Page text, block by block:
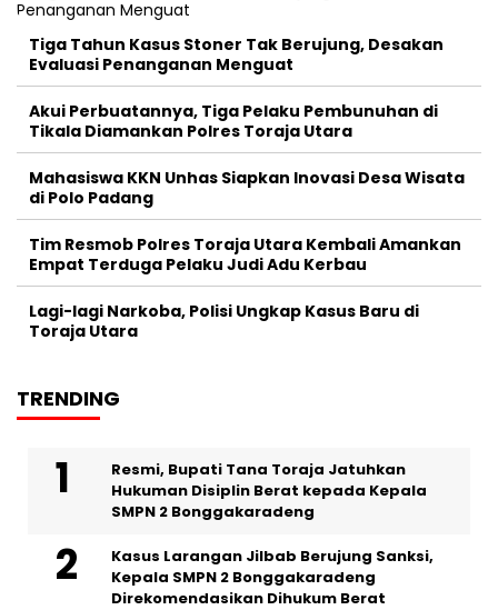
Tiga Tahun Kasus Stoner Tak Berujung, Desakan
Evaluasi Penanganan Menguat
Akui Perbuatannya, Tiga Pelaku Pembunuhan di
Tikala Diamankan Polres Toraja Utara
Mahasiswa KKN Unhas Siapkan Inovasi Desa Wisata
di Polo Padang
Tim Resmob Polres Toraja Utara Kembali Amankan
Empat Terduga Pelaku Judi Adu Kerbau
Lagi-lagi Narkoba, Polisi Ungkap Kasus Baru di
Toraja Utara
TRENDING
Resmi, Bupati Tana Toraja Jatuhkan
Hukuman Disiplin Berat kepada Kepala
SMPN 2 Bonggakaradeng
Kasus Larangan Jilbab Berujung Sanksi,
Kepala SMPN 2 Bonggakaradeng
Direkomendasikan Dihukum Berat